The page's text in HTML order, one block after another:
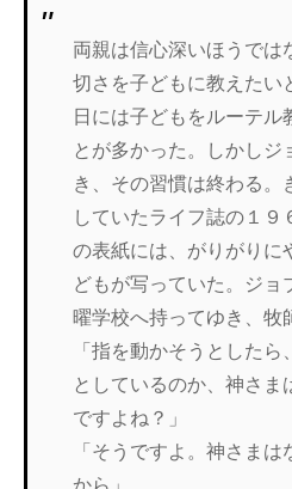
両親は信心深いほうでは
切さを子どもに教えたい
日には子どもをルーテル
とが多かった。しかしジ
き、その習慣は終わる。
していたライフ誌の１９
の表紙には、がりがりに
どもが写っていた。ジョ
曜学校へ持ってゆき、牧
「指を動かそうとしたら
としているのか、神さま
ですよね？」
「そうですよ。神さま
から」